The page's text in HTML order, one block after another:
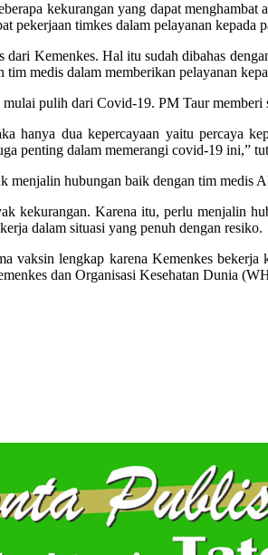
kekurangan yang dapat
pekerjaan timkes dalam pelayanan kepada
Kemenkes. Hal itu sudah dibahas
medis dalam memberikan pelayanan
pulih dari Covid-19. PM Taur
dua kepercayaan yaitu percaya
penting dalam memerangi covid-19 ini,”
hubungan baik dengan tim medis
kekurangan. Karena itu, perlu menjalin
dalam situasi yang penuh dengan resiko.
vaksin lengkap karena Kemenkes
dan Organisasi Kesehatan Dunia